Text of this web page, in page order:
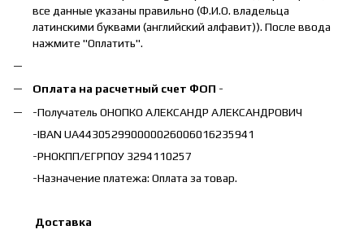
все данные указаны правильно (Ф.И.О. владельца
латинскими буквами (английский алфавит)). После ввода
нажмите "Оплатить".
Оплата на расчетный счет ФОП -
-Получатель ОНОПКО АЛЕКСАНДР АЛЕКСАНДРОВИЧ
-IBAN UA443052990000026006016235941
-РНОКПП/ЕГРПОУ 3294110257
-Назначение платежа: Оплата за товар.
Доставка